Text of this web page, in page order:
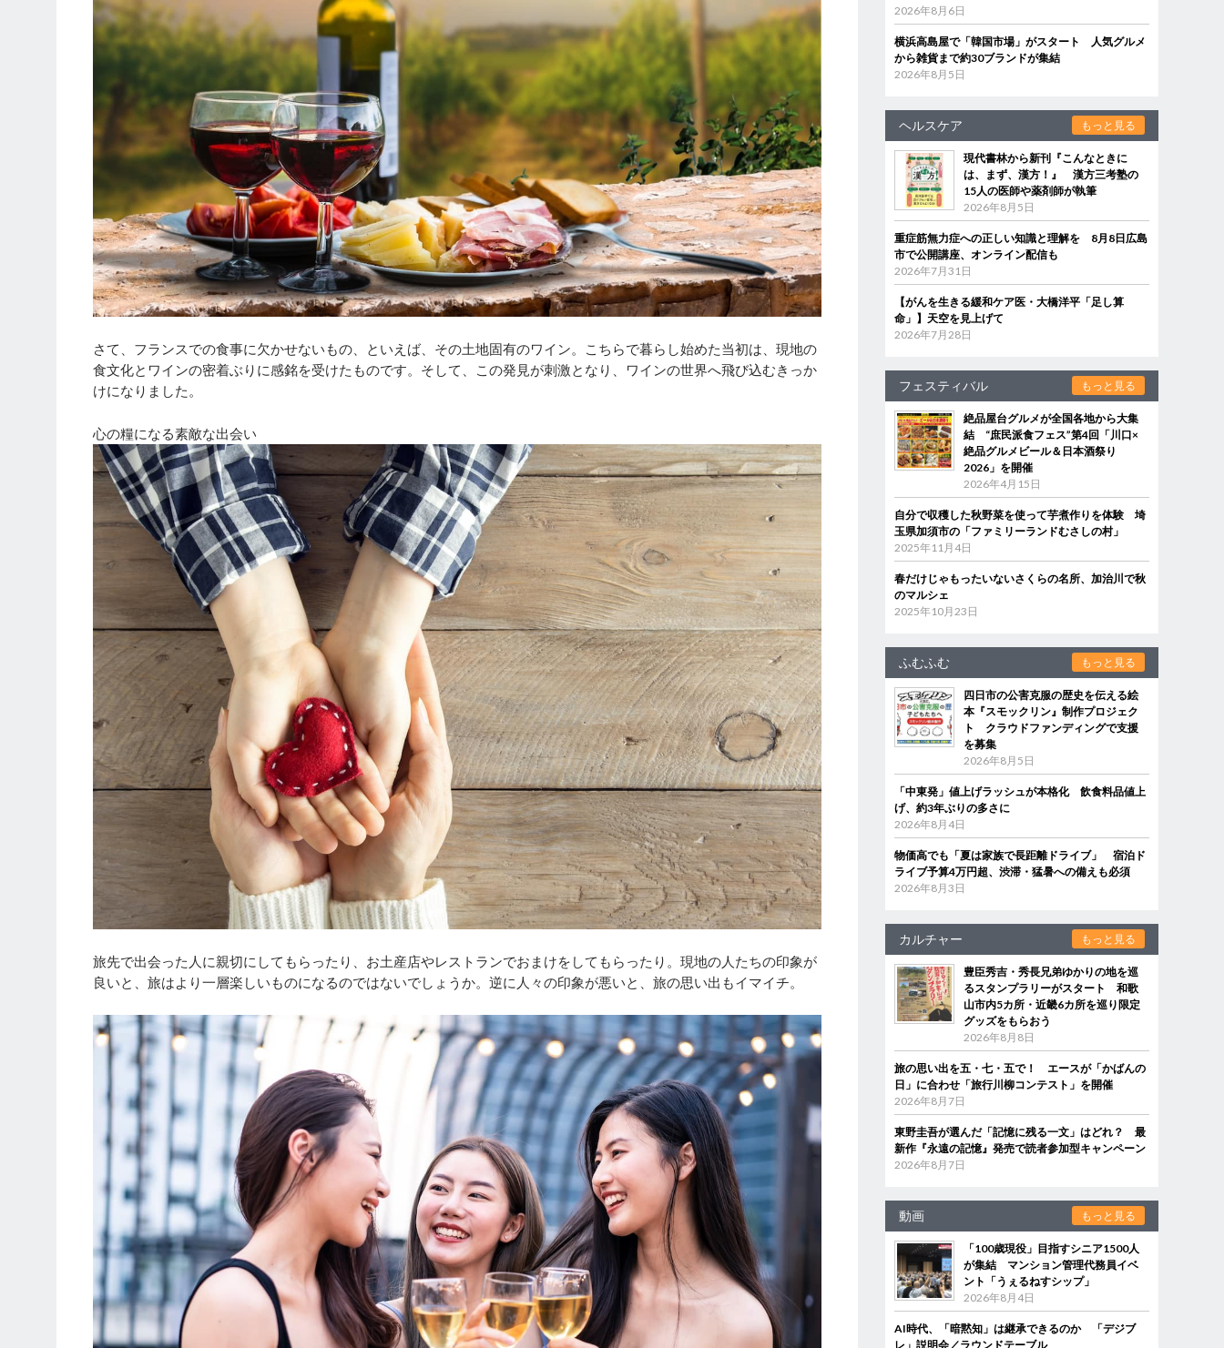
さて、フランスでの食事に欠かせないもの、といえば、その土地固有のワイン。こちらで暮らし始めた当初は、現地の
食文化とワインの密着ぶりに感銘を受けたものです。そして、この発見が刺激となり、ワインの世界へ飛び込むきっか
けになりました。
心の糧になる素敵な出会い
旅先で出会った人に親切にしてもらったり、お土産店やレストランでおまけをしてもらったり。現地の人たちの印象が
良いと、旅はより一層楽しいものになるのではないでしょうか。逆に人々の印象が悪いと、旅の思い出もイマイチ。
2026年8月6日
横浜高島屋で「韓国市場」がスタート 人気グルメ
から雑貨まで約30ブランドが集結
2026年8月5日
ヘルスケア もっと見る
現代書林から新刊『こんなときに
は、まず、漢方！』 漢方三考塾の
15人の医師や薬剤師が執筆
2026年8月5日
重症筋無力症への正しい知識と理解を 8月8日広島
市で公開講座、オンライン配信も
2026年7月31日
【がんを生きる緩和ケア医・大橋洋平「足し算
命」】天空を見上げて
2026年7月28日
フェスティバル もっと見る
絶品屋台グルメが全国各地から大集
結 “庶民派食フェス”第4回「川口×
絶品グルメビール＆日本酒祭り
2026」を開催
2026年4月15日
自分で収穫した秋野菜を使って芋煮作りを体験 埼
玉県加須市の「ファミリーランドむさしの村」
2025年11月4日
春だけじゃもったいないさくらの名所、加治川で秋
のマルシェ
2025年10月23日
ふむふむ もっと見る
四日市の公害克服の歴史を伝える絵
本『スモックリン』制作プロジェク
ト クラウドファンディングで支援
を募集
2026年8月5日
「中東発」値上げラッシュが本格化 飲食料品値上
げ、約3年ぶりの多さに
2026年8月4日
物価高でも「夏は家族で長距離ドライブ」 宿泊ド
ライブ予算4万円超、渋滞・猛暑への備えも必須
2026年8月3日
カルチャー もっと見る
豊臣秀吉・秀長兄弟ゆかりの地を巡
るスタンプラリーがスタート 和歌
山市内5カ所・近畿6カ所を巡り限定
グッズをもらおう
2026年8月8日
旅の思い出を五・七・五で！ エースが「かばんの
日」に合わせ「旅行川柳コンテスト」を開催
2026年8月7日
東野圭吾が選んだ「記憶に残る一文」はどれ？ 最
新作『永遠の記憶』発売で読者参加型キャンペーン
2026年8月7日
動画 もっと見る
「100歳現役」目指すシニア1500人
が集結 マンション管理代務員イベ
ント「うぇるねすシップ」
2026年8月4日
AI時代、「暗黙知」は継承できるのか 「デジブ
レ」説明会／ラウンドテーブル